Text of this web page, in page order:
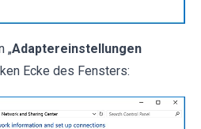
„Adaptereinstellungen
Ecke des Fensters: